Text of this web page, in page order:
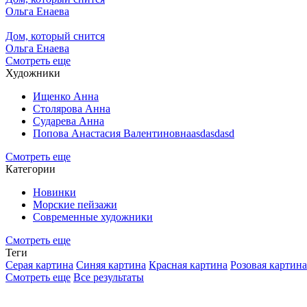
Ольга Енаева
Дом, который снится
Ольга Енаева
Смотреть еще
Художники
Ищенко Анна
Столярова Анна
Сударева Анна
Попова Анастасия Валентиновнаasdasdasd
Смотреть еще
Категории
Новинки
Морские пейзажи
Современные художники
Смотреть еще
Теги
Серая картина Синяя картина Красная картина Розовая картина
Смотреть еще Все результаты